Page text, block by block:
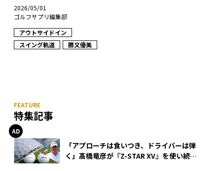
2026/05/01
ゴルフサプリ編集部
アウトサイドイン
スイング軌道
勝又優美
特集記事
「アプローチは食いつき、ドライバーは弾
く」髙橋竜彦が『Z-STAR XV』を使い続け